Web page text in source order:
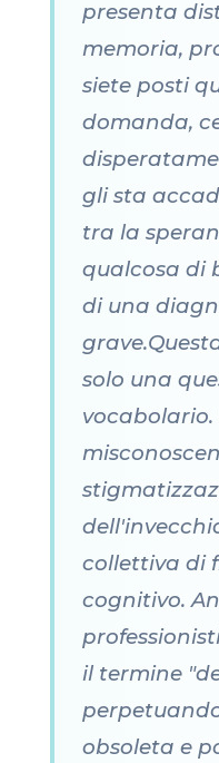
presenta
memoria,
siete posti
domanda,
gli sta
tra la
qualcosa di
di una
solo una
collettiva di
cognitivo.
il termine
obsoleta e